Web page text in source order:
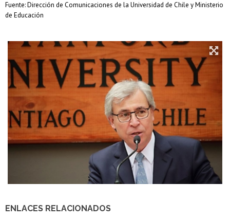
ENLACES RELACIONADOS
Fuente: Dirección de Comunicaciones de la Universidad de Chile y Ministerio
de Educación